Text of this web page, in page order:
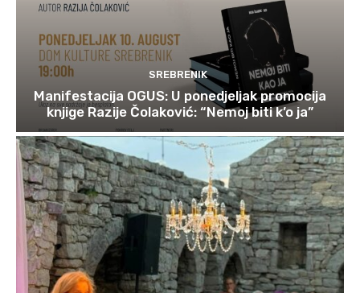
SREBRENIK
Manifestacija OGUS: U ponedjeljak promocija
knjige Razije Čolaković: “Nemoj biti k’o ja”